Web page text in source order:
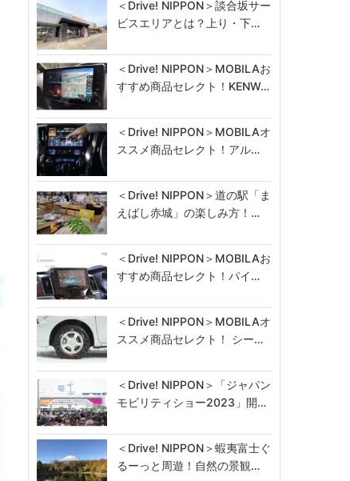
＜Drive! NIPPON＞談合坂サー
ビスエリアとは？上り・下…
＜Drive! NIPPON＞MOBILAお
すすめ商品セレクト！KENW…
＜Drive! NIPPON＞MOBILAオ
ススメ商品セレクト！アル…
＜Drive! NIPPON＞道の駅「ま
えばし赤城」の楽しみ方！…
＜Drive! NIPPON＞MOBILAお
すすめ商品セレクト！パイ…
＜Drive! NIPPON＞MOBILAオ
ススメ商品セレクト！ シー…
＜Drive! NIPPON＞「ジャパン
モビリティショー2023」開…
＜Drive! NIPPON＞蝦夷富士ぐ
るーっと周遊！自然の景観…